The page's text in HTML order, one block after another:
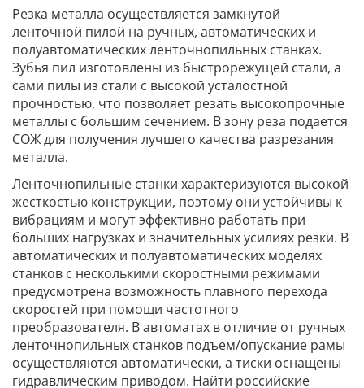
Резка металла осуществляется замкнутой
ленточной пилой на ручных, автоматических и
полуавтоматических ленточнопильных станках.
Зубья пил изготовлены из быстрорежущей стали, а
сами пилы из стали с высокой усталостной
прочностью, что позволяет резать высокопрочные
металлы с большим сечением. В зону реза подается
СОЖ для получения лучшего качества разрезания
металла.
Ленточнопильные станки характеризуются высокой
жесткостью конструкции, поэтому они устойчивы к
вибрациям и могут эффективно работать при
больших нагрузках и значительных усилиях резки. В
автоматических и полуавтоматических моделях
станков с несколькими скоростными режимами
предусмотрена возможность плавного перехода
скоростей при помощи частотного
преобразователя. В автоматах в отличие от ручных
ленточнопильных станков подъем/опускание рамы
осуществляются автоматически, а тиски оснащены
гидравлическим приводом. Найти российские